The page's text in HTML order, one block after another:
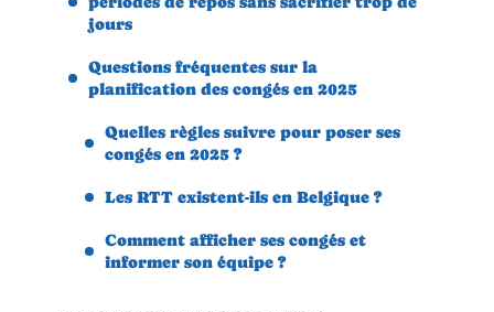
jours
Questions fréquentes sur la
planification des congés en 2025
Quelles règles suivre pour poser ses
congés en 2025 ?
Les RTT existent-ils en Belgique ?
Comment afficher ses congés et
informer son équipe ?